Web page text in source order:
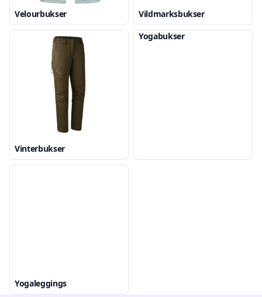
Velourbukser Vildmarksbukser
Vinterbukser
Yogabukser
Yogaleggings